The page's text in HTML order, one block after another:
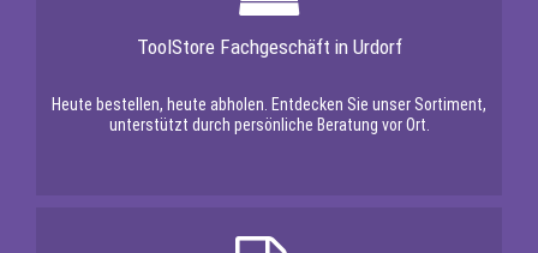
ToolStore Fachgeschäft in Urdorf
Heute bestellen, heute abholen. Entdecken Sie unser Sortiment,
unterstützt durch persönliche Beratung vor Ort.